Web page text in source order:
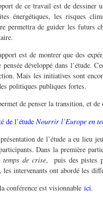
de ce tra­vail est de dessiner
énergé­tiques, les risques
per­me­t­tra de guider les futurs
est de mon­trer que des
pen­sée développé dans l’étude.
Mais les ini­tia­tives sont
poli­tiques publiques fortes.
de penser la tran­si­tion, et
de l’étude Nour­rir l’Europe en
de l’étude a eu lieu
Dans la pre­mière
de crise, puis des pistes
les inter­venants ont abordé les
con­férence est visionnable ici.